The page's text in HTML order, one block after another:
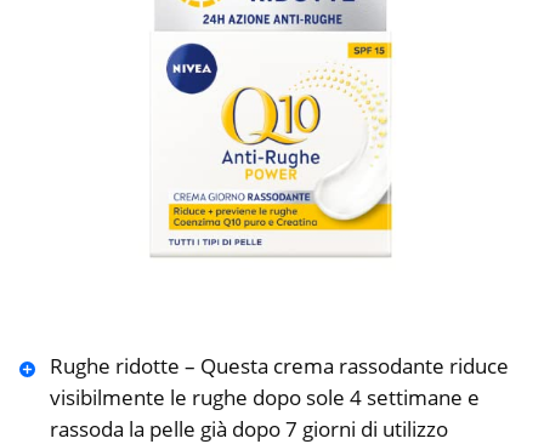
Rughe ridotte – Questa crema rassodante riduce
visibilmente le rughe dopo sole 4 settimane e
rassoda la pelle già dopo 7 giorni di utilizzo